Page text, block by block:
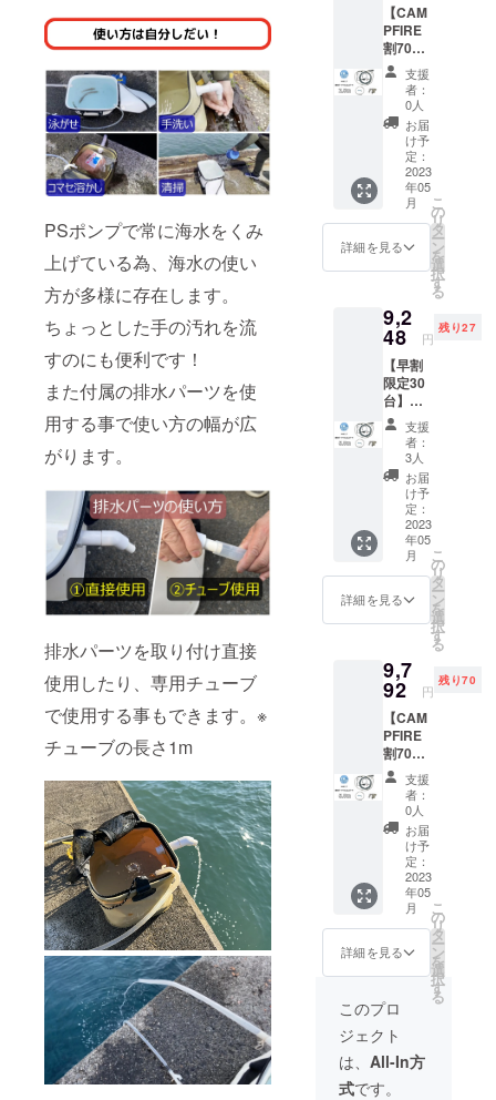
PSポンプで常に海水をくみ
上げている為、海水の使い
方が多様に存在します。
ちょっとした手の汚れを流
すのにも便利です！
また付属の排水パーツを使
用する事で使い方の幅が広
がります。
排水パーツを取り付け直接
使用したり、専用チューブ
で使用する事もできます。※
チューブの長さ1m
【CAM
PFIRE
割70
台】
【オー
ルセッ
ト】 販
売価格
10%OF
F 一般
販売価
格9,380
円
→8,442
円 発送
予定し
ており
ます
支援
者：
0人
お届
け予
定：
2023
年05
月
詳細を見る
こ
の
リ
タ
ー
ン
を
選
択
す
る
9,2
48 円
残り27
【早割
限定30
台】
【オー
ルセッ
ト】 販
売価格
15%OF
F 一般
販売価
10,880
円
→9,248
円 発送
予定し
ており
ます
支援
者：
3人
お届
け予
定：
2023
年05
月
詳細を見る
こ
の
リ
タ
ー
ン
を
選
択
す
る
9,7
92 円
残り70
【CAM
PFIRE
割70
台】
【オー
ルセッ
ト】 販
売価格
10%OF
F 一般
販売価
格
10,880
円
→9,792
円 発送
は5月を
予定し
ており
ます
支援
者：
0人
お届
け予
定：
2023
年05
月
詳細を見る
こ
の
リ
タ
ー
ン
を
選
択
す
る
このプロ
ジェクト
は、 All-In方
式です。